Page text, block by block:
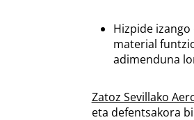
Hizpide
material
adimenduna
Zatoz Sevillako
eta defentsakora